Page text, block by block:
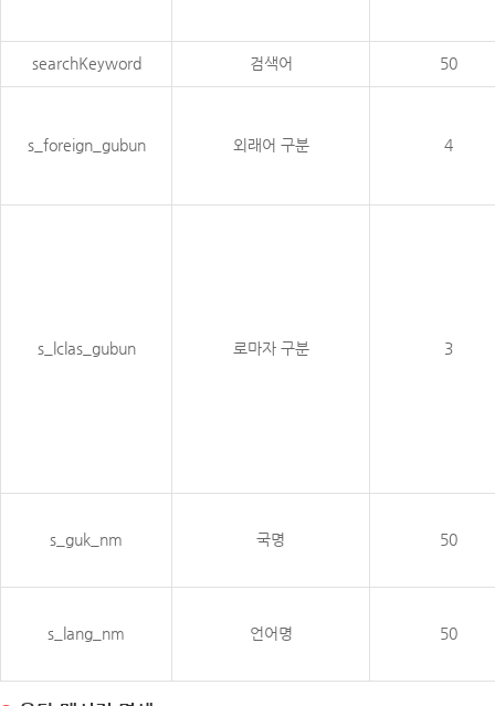
searchKeyword 검색어 50
s_foreign_gubun 외래어 구분 4
s_lclas_gubun 로마자 구분 3
s_guk_nm 국명 50
s_lang_nm 언어명 50